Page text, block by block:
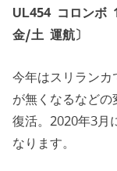
UL454 コロンボ
金/土 運航〕
今年はスリラン
が無くなるなど
復活。2020年3月
なります。